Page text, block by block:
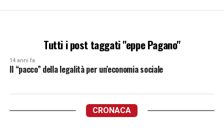
Tutti i post taggati "eppe Pagano"
14 anni fa
Il “pacco” della legalità per un’economia sociale
CRONACA